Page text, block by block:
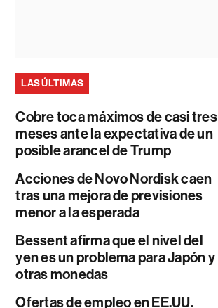
LAS ÚLTIMAS
Cobre toca máximos de casi tres
meses ante la expectativa de un
posible arancel de Trump
Acciones de Novo Nordisk caen
tras una mejora de previsiones
menor a la esperada
Bessent afirma que el nivel del
yen es un problema para Japón y
otras monedas
Ofertas de empleo en EE.UU.